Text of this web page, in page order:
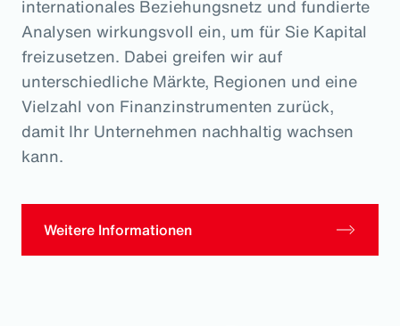
internationales Beziehungsnetz und fundierte
Analysen wirkungsvoll ein, um für Sie Kapital
freizusetzen. Dabei greifen wir auf
unterschiedliche Märkte, Regionen und eine
Vielzahl von Finanzinstrumenten zurück,
damit Ihr Unternehmen nachhaltig wachsen
kann.
Weitere Informationen